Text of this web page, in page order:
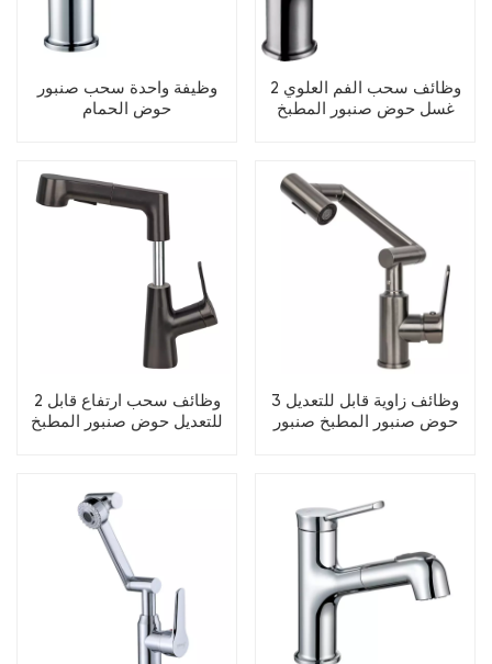
وظيفة واحدة سحب صنبور
حوض الحمام
2 وظائف سحب الفم العلوي
غسل حوض صنبور المطبخ
2 وظائف سحب ارتفاع قابل
للتعديل حوض صنبور المطبخ
3 وظائف زاوية قابل للتعديل
حوض صنبور المطبخ صنبور